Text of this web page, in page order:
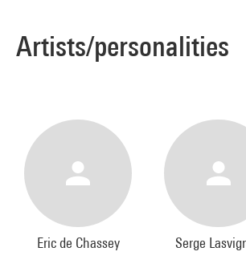
Artists/personalities
Eric de Chassey Serge